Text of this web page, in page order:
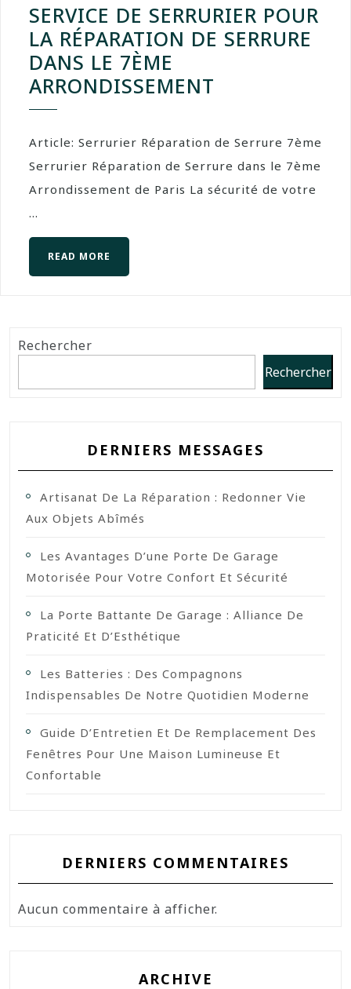
SERVICE DE SERRURIER POUR
LA RÉPARATION DE SERRURE
DANS LE 7ÈME
ARRONDISSEMENT
Article: Serrurier Réparation de Serrure 7ème
Serrurier Réparation de Serrure dans le 7ème
Arrondissement de Paris La sécurité de votre
...
READ MORE
Rechercher
Rechercher
DERNIERS MESSAGES
Artisanat De La Réparation : Redonner Vie
Aux Objets Abîmés
Les Avantages D’une Porte De Garage
Motorisée Pour Votre Confort Et Sécurité
La Porte Battante De Garage : Alliance De
Praticité Et D’Esthétique
Les Batteries : Des Compagnons
Indispensables De Notre Quotidien Moderne
Guide D’Entretien Et De Remplacement Des
Fenêtres Pour Une Maison Lumineuse Et
Confortable
DERNIERS COMMENTAIRES
Aucun commentaire à afficher.
ARCHIVE